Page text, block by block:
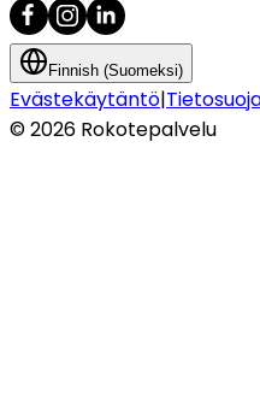
Finnish (Suomeksi)
Evästekäytäntö|
©2026 Rokotepalvelu